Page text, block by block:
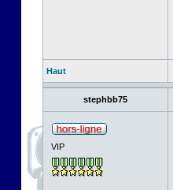
Haut
stephbb75
VIP